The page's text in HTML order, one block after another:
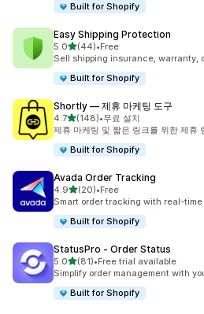
Built for Shopify
Easy Shipping Protection
5.0별 5개 중
(44)
총 리뷰 44개
•Free
Sell shipping insurance, warranty,
Built for Shopify
Shortly — 제휴 마케팅 도구
4.7별 5개 중
(148)
총 리뷰 148개
•무료 설치
제휴 마케팅 및 짧은 링크를 위한 제휴
Built for Shopify
Avada Order Tracking
4.9별 5개 중
(20)
총 리뷰 20개
•Free
Smart order tracking with real-
Built for Shopify
StatusPro ‑ Order Status
5.0별 5개 중
(81)
총 리뷰 81개
•Free trial available
Simplify order management with
Built for Shopify